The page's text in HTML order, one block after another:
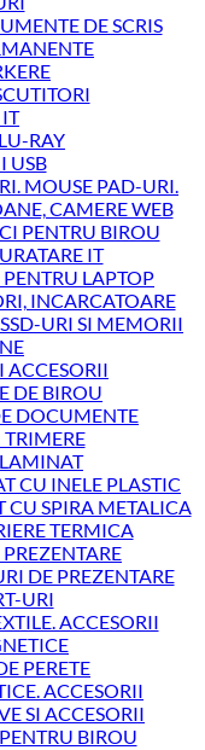
DE SCRIS
RAY
USB
MOUSE PAD-URI.
CAMERE WEB
PENTRU BIROU
IT
LAPTOP
INCARCATOARE
URI SI MEMORII
ACCESORII
DE BIROU
DOCUMENTE
CU INELE PLASTIC
CU SPIRA METALICA
TERMICA
DE PREZENTARE
URI
ACCESORII
PERETE
ACCESORII
SI ACCESORII
BIROU